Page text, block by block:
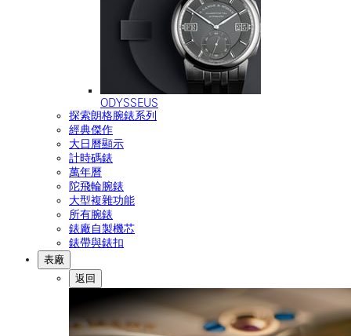
ODYSSEUS
探索朗格腕錶系列
經典傑作
大日曆顯示
計時碼錶
萬年曆
陀飛輪腕錶
大型複雜功能
所有腕錶
錶廠自製機芯
錶帶與錶扣
表廠
返回